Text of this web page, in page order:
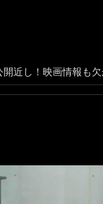
近し！映画情報も欠